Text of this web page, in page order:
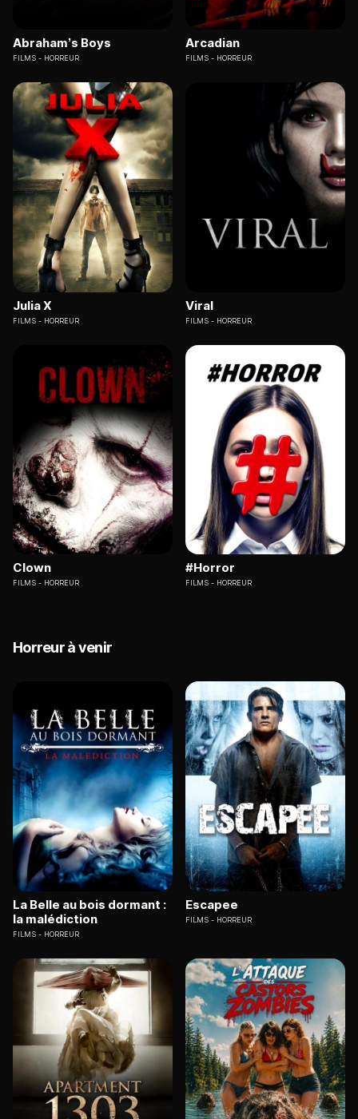
Abraham’s Boys
FILMS HORREUR
Arcadian
FILMS HORREUR
Julia X
FILMS HORREUR
Viral
FILMS HORREUR
Clown
FILMS HORREUR
#Horror
FILMS HORREUR
Horreur à venir
La Belle au bois dormant :
la malédiction
FILMS HORREUR
Escapee
FILMS HORREUR